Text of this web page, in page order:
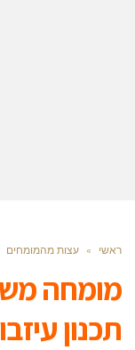
ראשי » עצות מהמומחים
מומחה
תכנון